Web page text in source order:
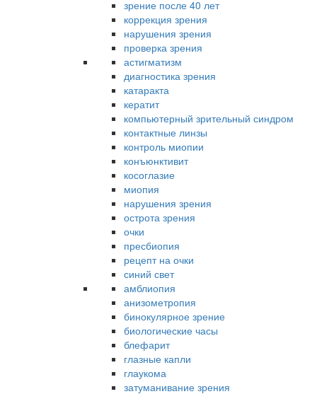
зрение после 40 лет
коррекция зрения
нарушения зрения
проверка зрения
астигматизм
диагностика зрения
катаракта
кератит
компьютерный зрительный синдром
контактные линзы
контроль миопии
конъюнктивит
косоглазие
миопия
нарушения зрения
острота зрения
очки
пресбиопия
рецепт на очки
синий свет
амблиопия
анизометропия
бинокулярное зрение
биологические часы
блефарит
глазные капли
глаукома
затуманивание зрения